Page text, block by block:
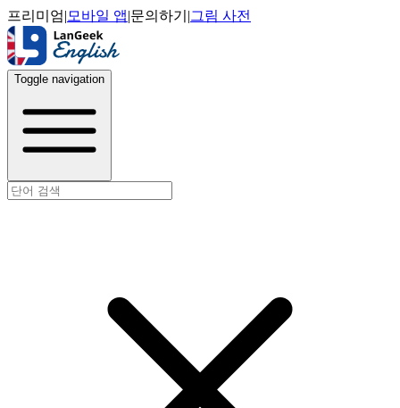
프리미엄| 모바일 앱|문의하기 |그림 사전
Toggle navigation